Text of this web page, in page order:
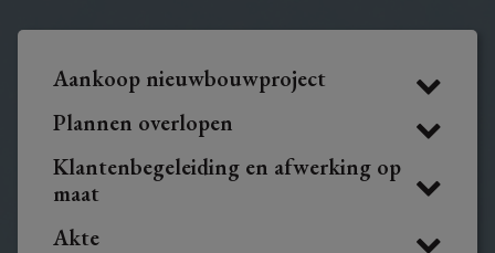
Aankoop nieuwbouwproject
Plannen overlopen
Klantenbegeleiding en afwerking op
maat
Akte